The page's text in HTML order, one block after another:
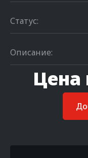
Статус:
Описание:
Цена